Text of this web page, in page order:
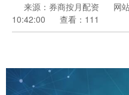
来源：券商按月配资 网
10:42:00
查看：111